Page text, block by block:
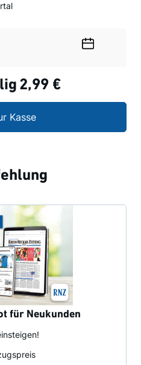
2,99 €
Kasse
für Neukunden